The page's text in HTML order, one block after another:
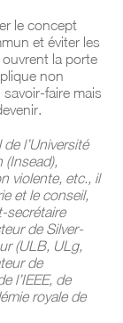
le concept
et éviter les
la porte
non
savoir-faire mais
l’Université
(Insead),
violente, etc., il
et le conseil,
secrétaire
de Silver-
(ULB, ULg,
de
l’IEEE, de
royale de